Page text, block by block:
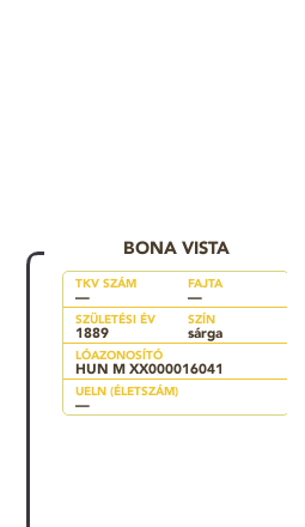
BONA VISTA
TKV SZÁM
—
FAJTA
—
SZÜLETÉSI ÉV
1889
SZÍN
sárga
LÓAZONOSÍTÓ
HUN M XX000016041
UELN (ÉLETSZÁM)
—